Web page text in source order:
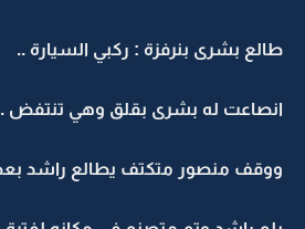
طالع بشرى بنرفزة : ركبي السيارة ..
انصاعت له بشرى بقلق وهي تنتفض
ووقف منصور متكتف يطالع راشد